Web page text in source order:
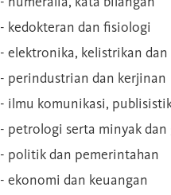
- kedokteran dan fisiologi
- elektronika, kelistrikan
- perindustrian dan kerjinan
- ilmu komunikasi,
- petrologi serta minyak dan
- politik dan pemerintahan
- ekonomi dan keuangan